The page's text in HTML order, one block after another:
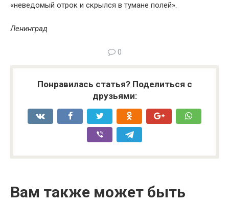
«неведомый отрок и скрылся в тумане полей».
Ленинград
0
Понравилась статья? Поделиться с
друзьями:
Вам также может быть